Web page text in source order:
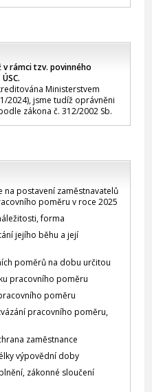
rámci tzv. povinného
Ministerstvem
2024), jsme tudíž oprávněni
zákona č. 312/2002 Sb.
na postavení zaměstnavatelů
poměru v roce 2025
forma
jejího běhu a její
poměrů na dobu určitou
pracovního poměru
poměru
pracovního poměru,
zaměstnance
výpovědní doby
zákonné sloučení